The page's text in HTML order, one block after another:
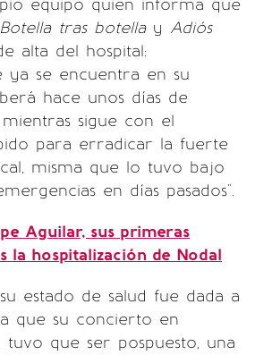
equipo quien informa que
Botella tras botellay Adiós
alta del hospital:
ya se encuentra en su
hace unos días de
sigue con el
para erradicar la fuerte
misma que lo tuvo bajo
en días pasados".
Aguilar, sus primeras
la hospitalización de Nodal
estado de salud fue dada a
que su concierto en
tuvo que ser pospuesto, una